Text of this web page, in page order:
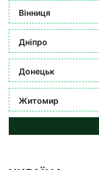
Вінниця
Дніпро
Донецьк
Житомир